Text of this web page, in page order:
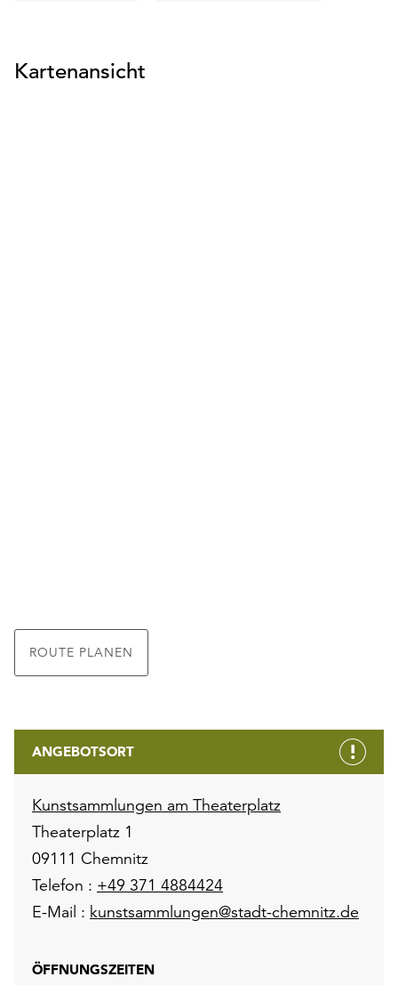
Kartenansicht
ROUTE PLANEN
ANGEBOTSORT
Kunstsammlungen am Theaterplatz
Theaterplatz 1
09111 Chemnitz
Telefon : +49 371 4884424
E-Mail : kunstsammlungen@stadt-chemnitz.de
ÖFFNUNGSZEITEN